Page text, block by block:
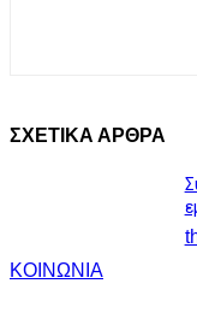
ΣΧΕΤΙΚΑ ΑΡΘΡΑ
ΚΟΙΝΩΝΙΑ